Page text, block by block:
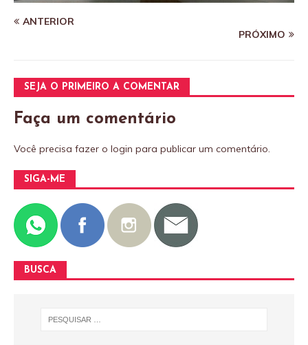
ANTERIOR
PRÓXIMO
SEJA O PRIMEIRO A COMENTAR
Faça um comentário
Você precisa fazer o login para publicar um comentário.
SIGA-ME
BUSCA